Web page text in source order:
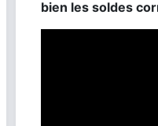
bien les soldes